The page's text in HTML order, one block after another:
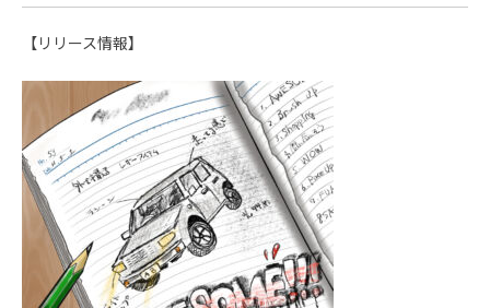
【リリース情報】